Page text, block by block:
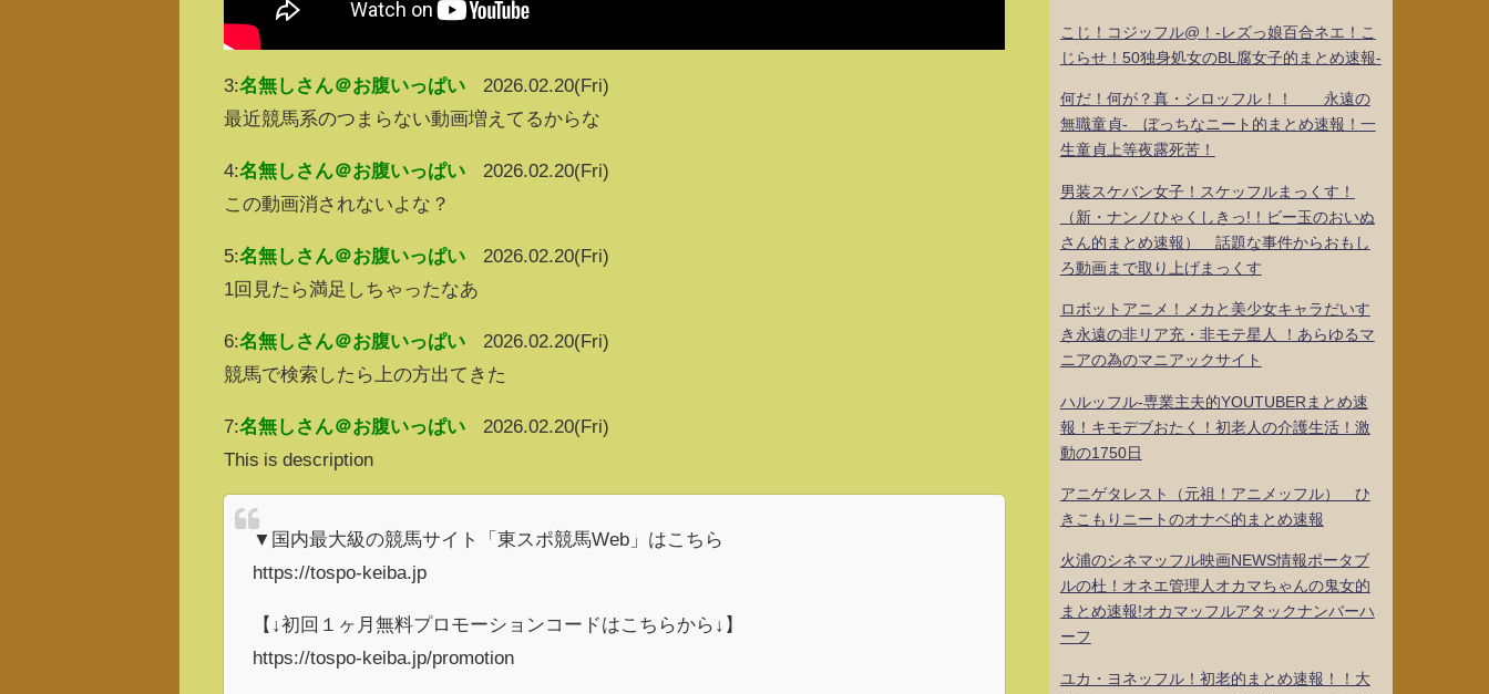
3:名無しさん＠お腹いっぱい
2026.02.20(Fri)
最近競馬系のつまらない動画増えてるからな
4:名無しさん＠お腹いっぱい
2026.02.20(Fri)
この動画消されないよな？
5:名無しさん＠お腹いっぱい
2026.02.20(Fri)
1回見たら満足しちゃったなあ
6:名無しさん＠お腹いっぱい
2026.02.20(Fri)
競馬で検索したら上の方出てきた
7:名無しさん＠お腹いっぱい
2026.02.20(Fri)
This is description
▼国内最大級の競馬サイト「東スポ競馬Web」はこちら
https://tospo-keiba.jp
【↓初回１ヶ月無料プロモーションコードはこちらから↓】
https://tospo-keiba.jp/promotion
こじ！コジッフル@！-レズっ娘百合ネエ！こ
じらせ！50独身処女のBL腐女子的まとめ速報-
何だ！何が？真・シロッフル！！ 永遠の
無職童貞- ぼっちなニート的まとめ速報！一
生童貞上等夜露死苦！
男装スケバン女子！スケッフルまっくす！
（新・ナンノひゃくしきっ!！ビー玉のおいぬ
さん的まとめ速報） 話題な事件からおもし
ろ動画まで取り上げまっくす
ロボットアニメ！メカと美少女キャラだいす
き永遠の非リア充・非モテ星人 ！あらゆるマ
ニアの為のマニアックサイト
ハルッフル-専業主夫的YOUTUBERまとめ速
報！キモデブおたく！初老人の介護生活！激
動の1750日
アニゲタレスト（元祖！アニメッフル） ひ
きこもりニートのオナベ的まとめ速報
火浦のシネマッフル映画NEWS情報ポータブ
ルの杜！オネエ管理人オカマちゃんの鬼女的
まとめ速報!オカマッフルアタックナンバーハ
ーフ
ユカ・ヨネッフル！初老的まとめ速報！！大